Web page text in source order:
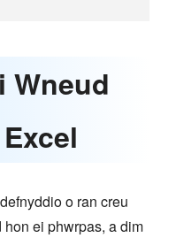
Wneud
o ran creu
ei phwrpas, a dim